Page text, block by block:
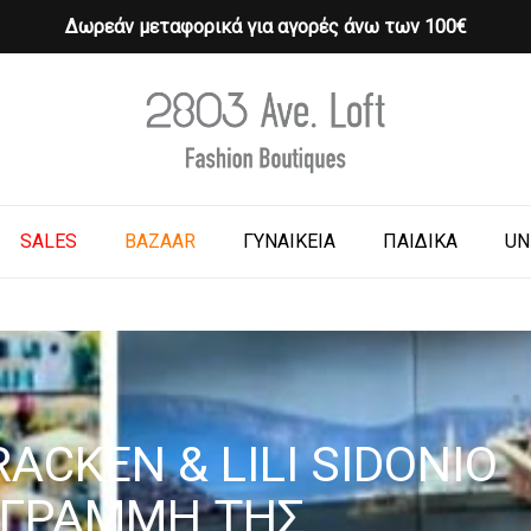
Δωρεάν μεταφορικά για αγορές άνω των 100€
search or ESC to close
SALES BAZAAR ΓΥΝΑΙΚΕΙΑ ΠΑΙΔΙΚΑ
Cart
& LILI SIDONIO
ΓΡΑΜΜΉ ΤΗΣ